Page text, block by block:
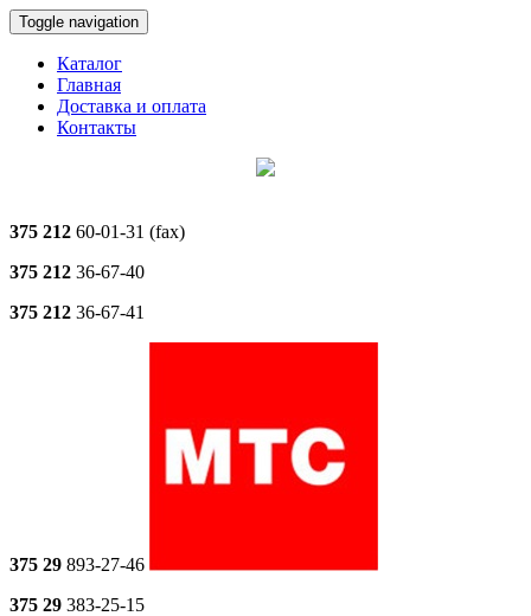
Toggle navigation
Каталог
Главная
Доставка и оплата
Контакты
375 212 60-01-31 (fax)
375 212 36-67-40
375 212 36-67-41
375 29 893-27-46
375 29 383-25-15